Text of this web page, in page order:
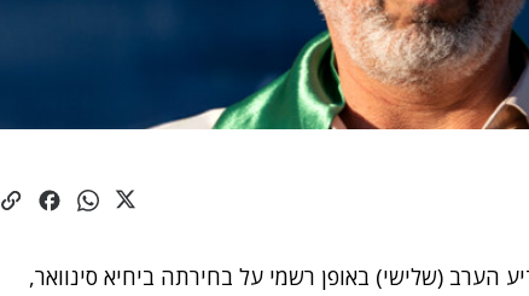
הערב (שלישי) באופן רשמי על בחירתה ביחיא סינוואר,